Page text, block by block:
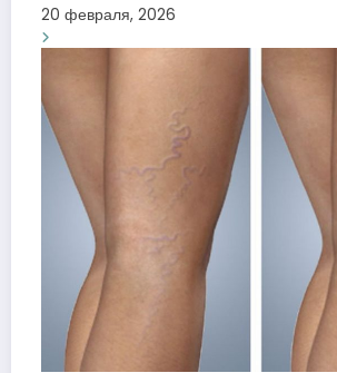
20 февраля, 2026